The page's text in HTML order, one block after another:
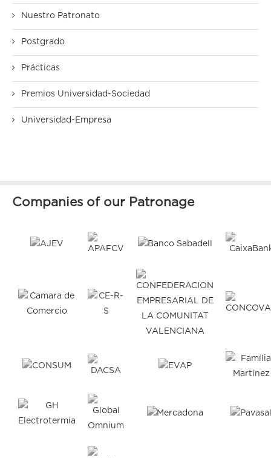
Nuestro Patronato
Postgrado
Prácticas
Premios Universidad-Sociedad
Universidad-Empresa
Companies of our Patronage